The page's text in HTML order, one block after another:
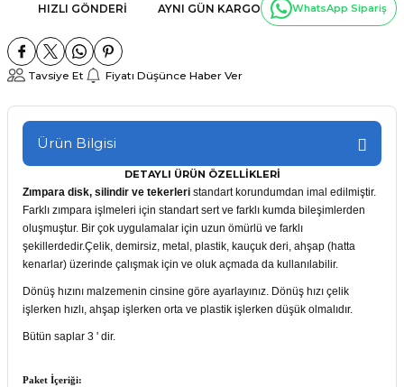
HIZLI GÖNDERI AYNI GÜN KARGO WhatsApp Sipariş
Tavsiye Et Fiyatı Düşünce Haber Ver
Ürün Bilgisi
DETAYLI ÜRÜN ÖZELLİKLERİ
Zımpara disk, silindir ve tekerleri standart korundumdan imal edilmiştir.
Farklı zımpara işlmeleri için standart sert ve farklı kumda bileşimlerden
oluşmuştur. Bir çok uygulamalar için uzun ömürlü ve farklı
şekillerdedir.Çelik, demirsiz, metal, plastik, kauçuk deri, ahşap (hatta
kenarlar) üzerinde çalışmak için ve oluk açmada da kullanılabilir.
Dönüş hızını malzemenin cinsine göre ayarlayınız. Dönüş hızı çelik
işlerken hızlı, ahşap işlerken orta ve plastik işlerken düşük olmalıdır.
Bütün saplar 3 ' dir.
Paket İçeriği: